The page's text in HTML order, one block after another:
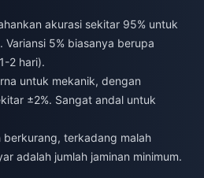
akurasi sekitar 95% untuk
5% biasanya berupa
2 hari).
untuk mekanik, dengan
±2%. Sangat andal untuk
terkadang malah
adalah jumlah jaminan minimum.